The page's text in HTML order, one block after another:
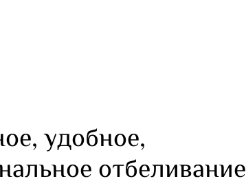
удобное,
отбеливание